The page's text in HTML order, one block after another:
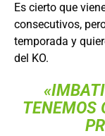
Es cierto que
consecutivos,
temporada y
del KO.
TENEMOS